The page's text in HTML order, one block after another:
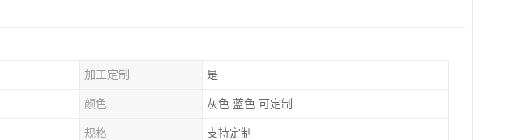
加工定制 是
颜色 灰色 蓝色 可定制
规格 支持定制